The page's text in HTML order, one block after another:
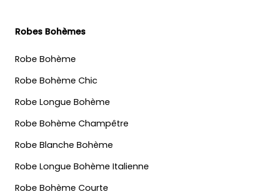
Robes Bohèmes
Robe Bohème
Robe Bohème Chic
Robe Longue Bohème
Robe Bohème Champêtre
Robe Blanche Bohème
Robe Longue Bohème Italienne
Robe Bohème Courte